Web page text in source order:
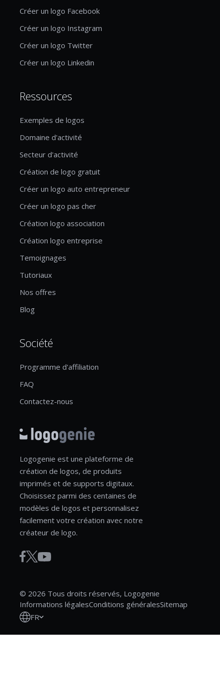
Créer un logo Facebook
Créer un logo Instagram
Créer un logo Twitter
Créer un logo Linkedin
Ressources
Exemples de logos
Domaine d'activité
Secteur d'activité
Création de logo gratuit
Créer un logo auto entrepreneur
Créer un logo pas cher
Création logo association
Création logo entreprise
Temoignages
Tutoriaux
Nos offres
Blog
Société
Programme d'affiliation
FAQ
Contactez-nous
Logogenie est une plateforme de
création de logos, de produits
imprimés et de supports digitaux.
Choisissez parmi des centaines de
modèles de logos et personnalisez
facilement votre création avec notre
créateur de logo.
© 2026 Tous droits réservés, Logogenie
Informations légalesConditions généralesSitemap
FR